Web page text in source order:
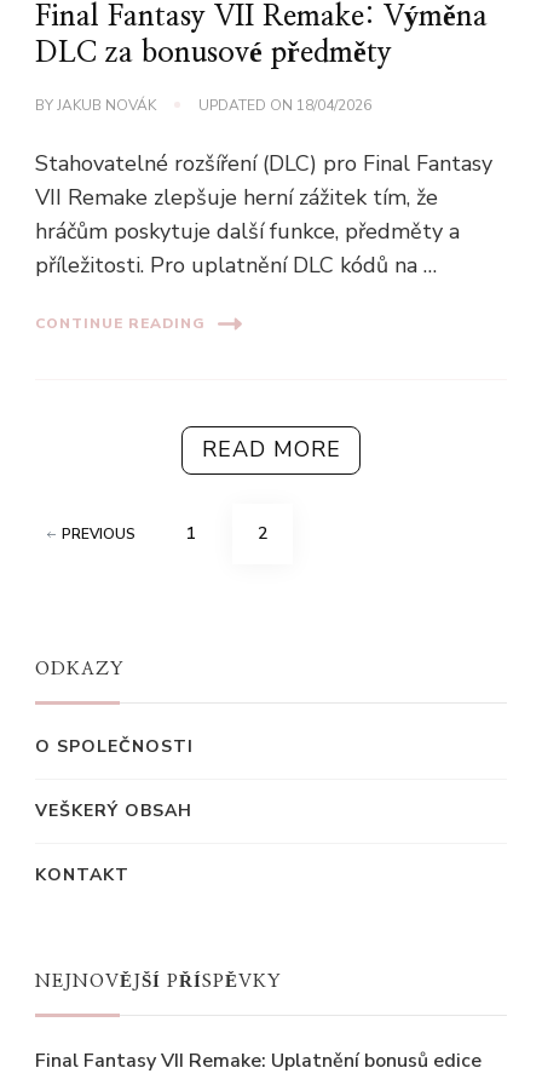
Final Fantasy VII Remake: Výměna
DLC za bonusové předměty
BYJAKUB NOVÁK UPDATED ON 18/04/2026
Stahovatelné rozšíření (DLC) pro Final Fantasy
VII Remake zlepšuje herní zážitek tím, že
hráčům poskytuje další funkce, předměty a
příležitosti. Pro uplatnění DLC kódů na …
CONTINUE READING
READ MORE
Posts
PREVIOUS PAGE
1 PAGE
2
ODKAZY
O SPOLEČNOSTI
VEŠKERÝ OBSAH
KONTAKT
NEJNOVĚJŠÍ PŘÍSPĚVKY
Final Fantasy VII Remake: Uplatnění bonusů edice